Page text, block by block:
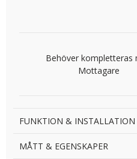
Behöver kompletteras
Mottagare
FUNKTION & INSTALLATION
MÅTT & EGENSKAPER